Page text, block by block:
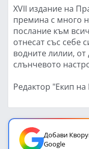
XVII издание на
премина с много
послание към
отнесат със себе
водните лилии,
слънчевото
Редактор "Екип
Добави
Google